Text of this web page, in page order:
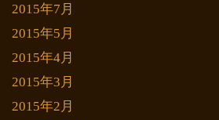
2015年7月
2015年5月
2015年4月
2015年3月
2015年2月